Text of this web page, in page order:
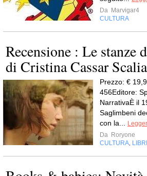
Da Marvigar4
CULTURA
Recensione : Le stanze
di Cristina Cassar Scalia
Prezzo: €
456Editore:
NarrativaÈ il
Saglimbeni
con la...
Da Roryone
CULTURA LIBRI